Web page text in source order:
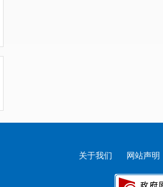
关于我们 网站声明